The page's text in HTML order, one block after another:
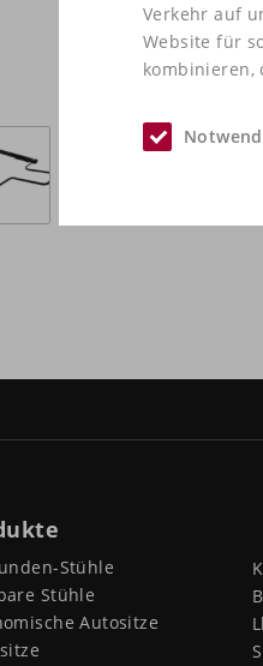
Verkehr auf
Website für
kombinieren,
Stühle
Stühle
Autositze